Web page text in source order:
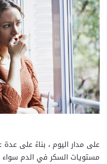
على مدار اليوم ، بناءً على
مستويات السكر في الدم